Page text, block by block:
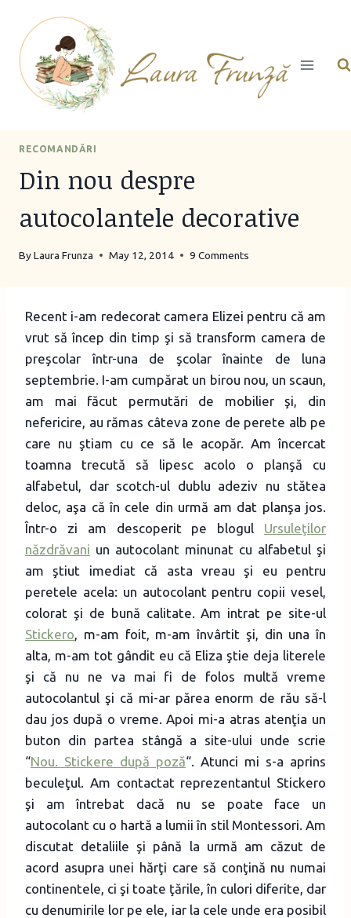
content
RECOMANDĂRI
Din nou despre
autocolantele decorative
ByLaura Frunza May 12, 2014 9 Comments
Recent i-am redecorat camera Elizei pentru că am
vrut să încep din timp şi să transform camera de
preşcolar într-una de şcolar înainte de luna
septembrie. I-am cumpărat un birou nou, un scaun,
am mai făcut permutări de mobilier şi, din
nefericire, au rămas câteva zone de perete alb pe
care nu ştiam cu ce să le acopăr. Am încercat
toamna trecută să lipesc acolo o planşă cu
alfabetul, dar scotch-ul dublu adeziv nu stătea
deloc, aşa că în cele din urmă am dat planşa jos.
Într-o zi am descoperit pe blogul Ursuleţilor
năzdrăvani un autocolant minunat cu alfabetul şi
am ştiut imediat că asta vreau şi eu pentru
peretele acela: un autocolant pentru copii vesel,
colorat şi de bună calitate. Am intrat pe site-ul
Stickero, m-am foit, m-am învârtit şi, din una în
alta, m-am tot gândit eu că Eliza ştie deja literele
şi că nu ne va mai fi de folos multă vreme
autocolantul şi că mi-ar părea enorm de rău să-l
dau jos după o vreme. Apoi mi-a atras atenţia un
buton din partea stângă a site-ului unde scrie
“Nou. Stickere după poză“. Atunci mi s-a aprins
beculeţul. Am contactat reprezentantul Stickero
şi am întrebat dacă nu se poate face un
autocolant cu o hartă a lumii în stil Montessori. Am
discutat detaliile şi până la urmă am căzut de
acord asupra unei hărţi care să conţină nu numai
continentele, ci şi toate ţările, în culori diferite, dar
cu denumirile lor pe ele, iar la cele unde era posibil